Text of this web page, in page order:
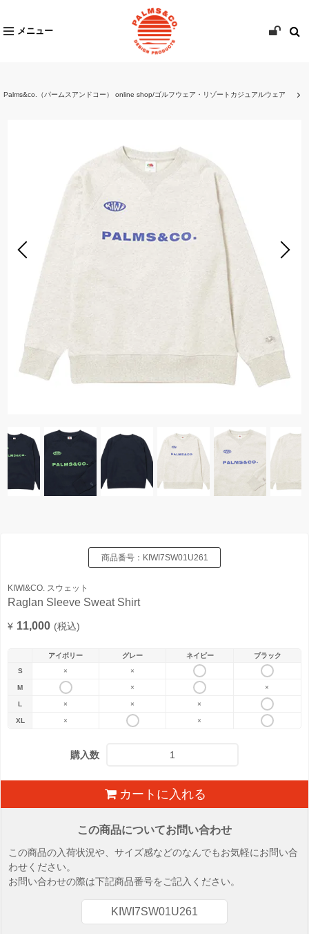
メニュー
Palms&co.（パームスアンドコー） online shop/ゴルフウェア・リゾートカジュアルウェア
商品番号： KIWI7SW01U261
KIWI&CO. スウェット
Raglan Sleeve Sweat Shirt
¥ 11,000 (税込)
アイボリー グレー ネイビー
ブラック
S
× ×
M × ×
L × × ×
XL × ×
購入数
カートに入れる
この商品についてお問い合わせ
この商品の入荷状況や、サイズ感などのなんでもお気軽にお問い合
わせください。
お問い合わせの際は下記商品番号をご記入ください。
KIWI7SW01U261